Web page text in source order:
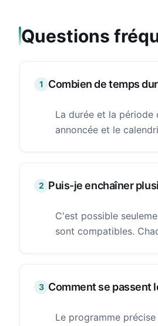
Questions
1 Combien de temps
La durée et la période
annoncée et le
2 Puis-je enchaîner
C'est possible
sont compatibles.
3 Comment se passent
Le programme